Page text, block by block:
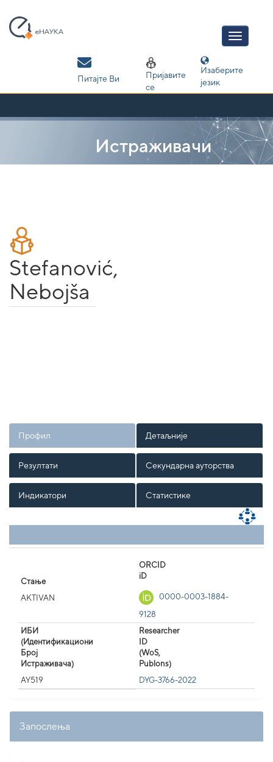
navigation
Питајте Ви
Пријавите
се
Изаберите
језик
Истраживачи
Stefanović,
Nebojša
Профил Детаљније
Резултати Секундарна ауторства
Индикатори Статистике
Стање
AKTIVAN
ORCID
iD
0000-0003-1884-
9128
ИБИ
(Идентификациони
Број
Истраживача)
AY519
Researcher
ID
(WoS,
Publons)
DYG-3766-2022
Запослења